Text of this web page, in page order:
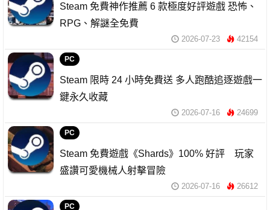
Steam 免費神作推薦 6 款極度好評遊戲 恐怖、
RPG、解謎全免費
2026-07-23 42154
PC
Steam 限時 24 小時免費送 多人跑酷追逐遊戲一
鍵永久收藏
2026-07-16 24699
PC
Steam 免費遊戲《Shards》100% 好評 玩家
盛讚可愛機械人射擊冒險
2026-07-16 26612
PC